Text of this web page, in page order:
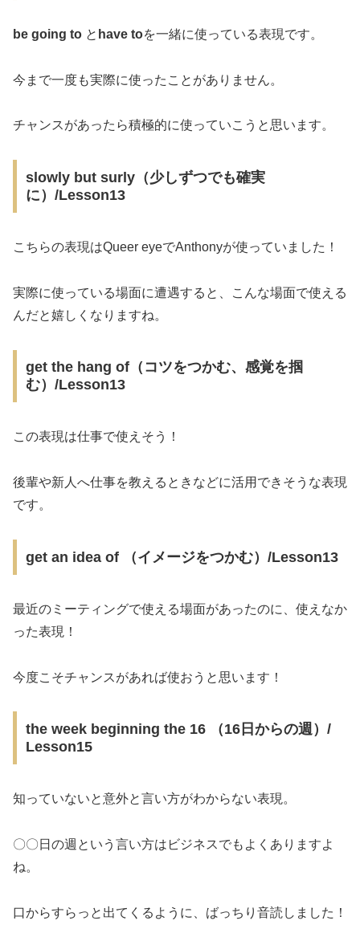
be going to と have toを一緒に使っている表現です。
今まで一度も実際に使ったことがありません。
チャンスがあったら積極的に使っていこうと思います。
slowly but surly（少しずつでも確実
に）/Lesson13
こちらの表現はQueer eyeでAnthonyが使っていました！
実際に使っている場面に遭遇すると、こんな場面で使える
んだと嬉しくなりますね。
get the hang of（コツをつかむ、感覚を掴
む）/Lesson13
この表現は仕事で使えそう！
後輩や新人へ仕事を教えるときなどに活用できそうな表現
です。
get an idea of （イメージをつかむ）/Lesson13
最近のミーティングで使える場面があったのに、使えなか
った表現！
今度こそチャンスがあれば使おうと思います！
the week beginning the 16 （16日からの週）/
Lesson15
知っていないと意外と言い方がわからない表現。
〇〇日の週という言い方はビジネスでもよくありますよ
ね。
口からすらっと出てくるように、ばっちり音読しました！